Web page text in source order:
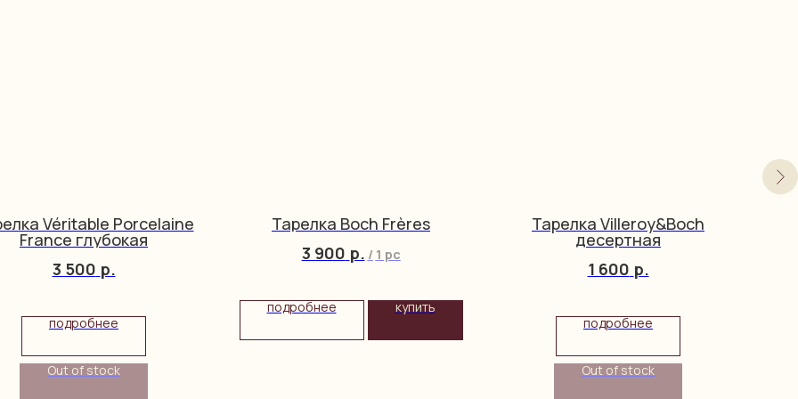
Véritable Porcelaine
France глубокая
3 500 р.
подробнее
Out of stock
Тарелка Boch Frères
3 900 р. / 1 pc
подробнее купить
Тарелка Villeroy&Boch
десертная
1 600 р.
подробнее
Out of stock